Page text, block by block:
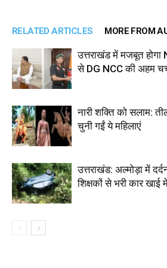
RELATED ARTICLES MORE FROM
उत्तराखंड में मजबूत होगा
से DG NCC की अहम
नारी शक्ति को सलाम:
चुनी गईं ये महिलाएं
उत्तराखंड: अल्मोड़ा में
शिक्षकों से भरी कार खाई